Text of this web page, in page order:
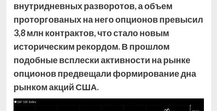
внутридневных разворотов, а объем
проторгованых на него опционов превысил
3,8 млн контрактов, что стало новым
историческим рекордом. В прошлом
подобные всплески активности на рынке
опционов предвещали формирование дна
рынком акций США.